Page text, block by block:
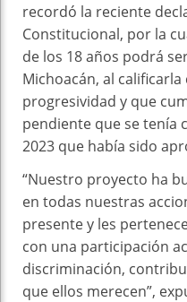
recordó la reciente
Constitucional, por la
de los 18 años podrá
Michoacán, al
progresividad y que
pendiente que se tenía
2023 que había sido
“Nuestro proyecto ha
en todas nuestras
presente y les
con una participación
discriminación,
que ellos merecen”,